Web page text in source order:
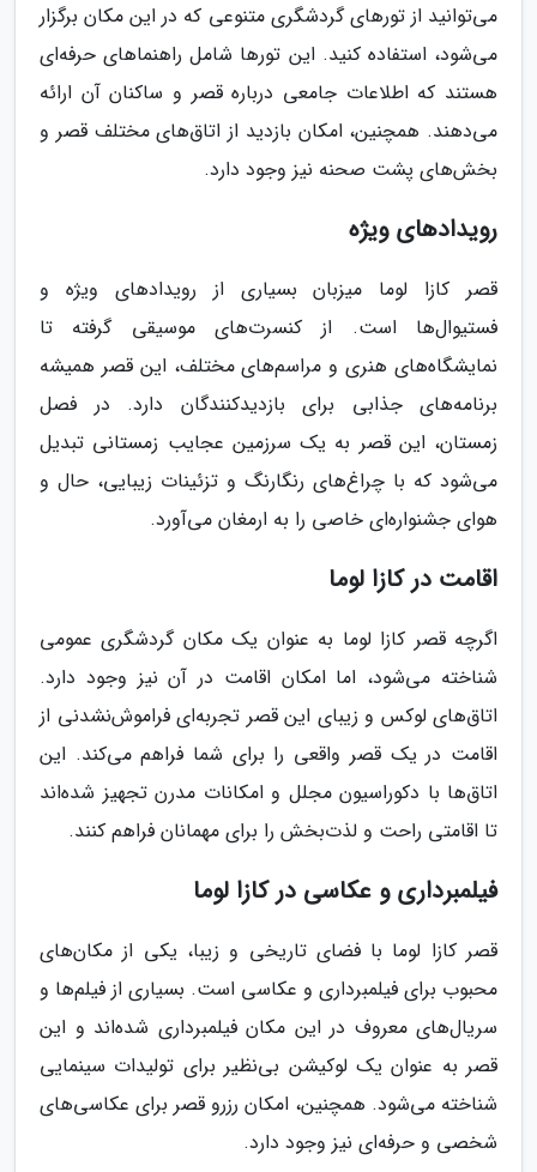
می‌توانید از تورهای گردشگری متنوعی که در این مکان برگزار
می‌شود، استفاده کنید. این تورها شامل راهنماهای حرفه‌ای
هستند که اطلاعات جامعی درباره قصر و ساکنان آن ارائه
می‌دهند. همچنین، امکان بازدید از اتاق‌های مختلف قصر و
بخش‌های پشت صحنه نیز وجود دارد.
رویدادهای ویژه
قصر کازا لوما میزبان بسیاری از رویدادهای ویژه و
فستیوال‌ها است. از کنسرت‌های موسیقی گرفته تا
نمایشگاه‌های هنری و مراسم‌های مختلف، این قصر همیشه
برنامه‌های جذابی برای بازدیدکنندگان دارد. در فصل
زمستان، این قصر به یک سرزمین عجایب زمستانی تبدیل
می‌شود که با چراغ‌های رنگارنگ و تزئینات زیبایی، حال و
هوای جشنواره‌ای خاصی را به ارمغان می‌آورد.
اقامت در کازا لوما
اگرچه قصر کازا لوما به عنوان یک مکان گردشگری عمومی
شناخته می‌شود، اما امکان اقامت در آن نیز وجود دارد.
اتاق‌های لوکس و زیبای این قصر تجربه‌ای فراموش‌نشدنی از
اقامت در یک قصر واقعی را برای شما فراهم می‌کند. این
اتاق‌ها با دکوراسیون مجلل و امکانات مدرن تجهیز شده‌اند
تا اقامتی راحت و لذت‌بخش را برای مهمانان فراهم کنند.
فیلمبرداری و عکاسی در کازا لوما
قصر کازا لوما با فضای تاریخی و زیبا، یکی از مکان‌های
محبوب برای فیلمبرداری و عکاسی است. بسیاری از فیلم‌ها و
سریال‌های معروف در این مکان فیلمبرداری شده‌اند و این
قصر به عنوان یک لوکیشن بی‌نظیر برای تولیدات سینمایی
شناخته می‌شود. همچنین، امکان رزرو قصر برای عکاسی‌های
شخصی و حرفه‌ای نیز وجود دارد.